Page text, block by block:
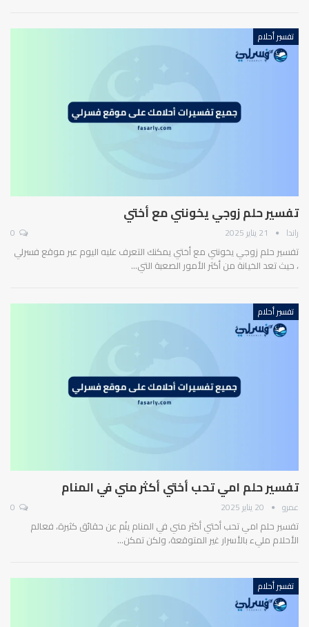
تفسير أحلام
تفسير حلم زوجي يخونني مع أختي
راندا 21 يناير 2025
تفسير حلم زوجي يخونني مع أختي يمكنك التعرف عليه اليوم عبر موقع فسرلي
، حيث تعد الخيانة من أكثر الأمور الصعبة التي…
تفسير أحلام
تفسير حلم امي تحب أختي أكثر مني في المنام
عمرو 20 يناير 2025
تفسير حلم امي تحب أختي أكثر مني في المنام ينُم عن حقائق كثيرة، فعالم
الأحلام مليء بالأسرار غير المتوقعة، ولكن تمكن…
تفسير أحلام